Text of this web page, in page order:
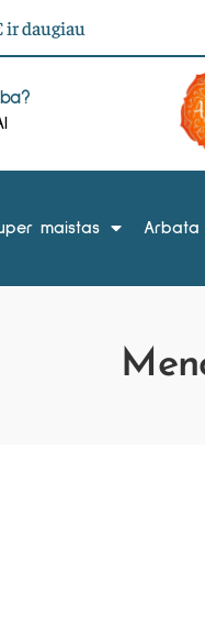
ir daugiau
maistas Arbata